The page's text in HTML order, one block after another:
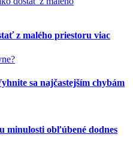
z malého priestoru viac
sa najčastejším chybám
minulosti obľúbené dodnes